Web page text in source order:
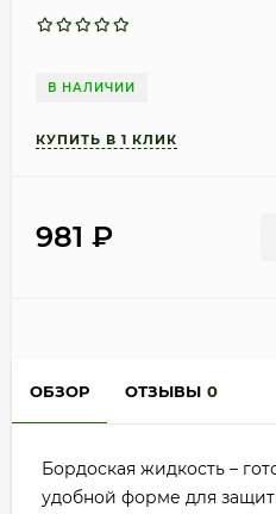
В НАЛИЧИИ
981 ₽
ОБЗОР ОТЗЫВЫ 0
Бордоская жидкость –
удобной форме для